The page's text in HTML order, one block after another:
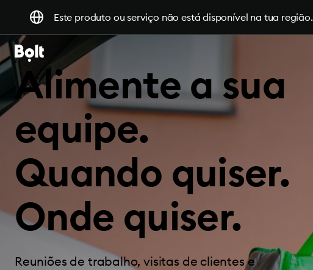
Este produto ou serviço não está disponível na tua região.
Alimente a sua
equipe.
Quando quiser.
Onde quiser.
Reuniões de trabalho, visitas de clientes e